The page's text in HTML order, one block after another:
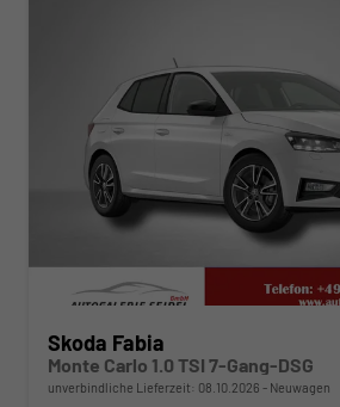
Skoda Fabia
Monte Carlo 1.0 TSI 7-Gang-DSG
unverbindliche Lieferzeit: 08.10.2026 Neuwagen